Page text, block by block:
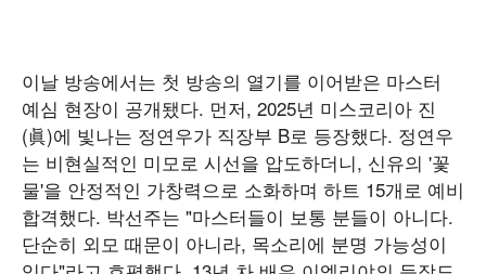
이날 방송에서는 첫 방송의 열기를 이어받은 마스터
예심 현장이 공개됐다. 먼저, 2025년 미스코리아 진
(眞)에 빛나는 정연우가 직장부 B로 등장했다. 정연우
는 비현실적인 미모로 시선을 압도하더니, 신유의 '꽃
물'을 안정적인 가창력으로 소화하며 하트 15개로 예비
합격했다. 박선주는 "마스터들이 보통 분들이 아니다.
단순히 외모 때문이 아니라, 목소리에 분명 가능성이